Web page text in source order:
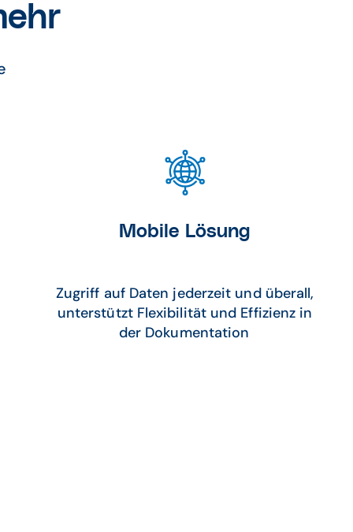
Mobile Lösung
Zugriff auf Daten jederzeit und überall,
unterstützt Flexibilität und Effizienz in
der Dokumentation